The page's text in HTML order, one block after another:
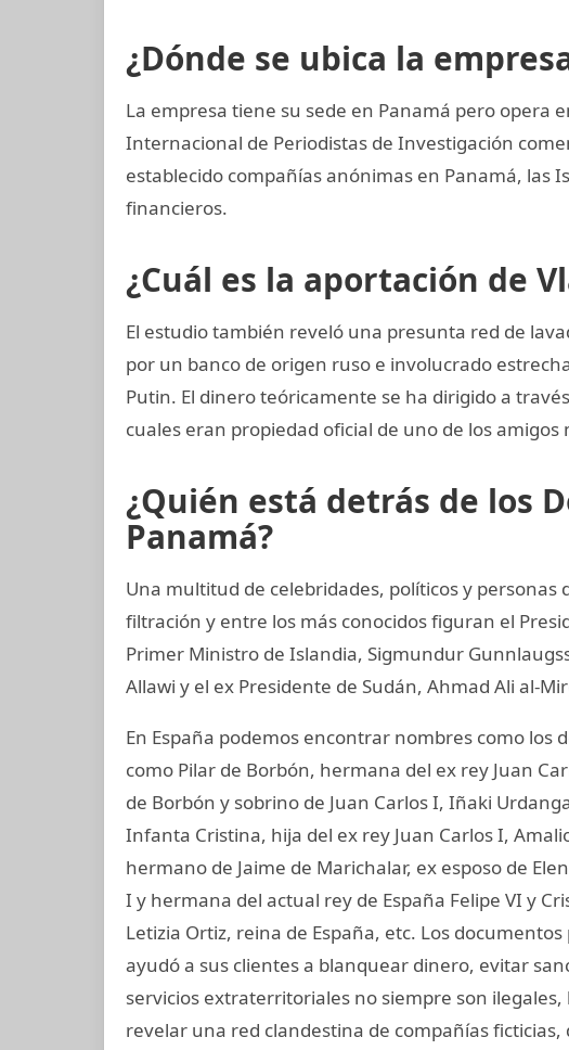
¿Dónde se ubica la
La empresa tiene su sede en Panamá pero opera
Internacional de Periodistas de Investigación
establecido compañías anónimas en Panamá, las
financieros.
¿Cuál es la aportación de
El estudio también reveló una presunta red de
por un banco de origen ruso e involucrado
Putin. El dinero teóricamente se ha dirigido a
cuales eran propiedad oficial de uno de los
¿Quién está detrás de los
Panamá?
Una multitud de celebridades, políticos y
filtración y entre los más conocidos figuran el
Primer Ministro de Islandia, Sigmundur
Allawi y el ex Presidente de Sudán, Ahmad Ali al-
En España podemos encontrar nombres como los
como Pilar de Borbón, hermana del ex rey Juan
de Borbón y sobrino de Juan Carlos I, Iñaki
Infanta Cristina, hija del ex rey Juan Carlos I,
hermano de Jaime de Marichalar, ex esposo de
I y hermana del actual rey de España Felipe VI y
Letizia Ortiz, reina de España, etc. Los
ayudó a sus clientes a blanquear dinero, evitar
servicios extraterritoriales no siempre son
revelar una red clandestina de compañías